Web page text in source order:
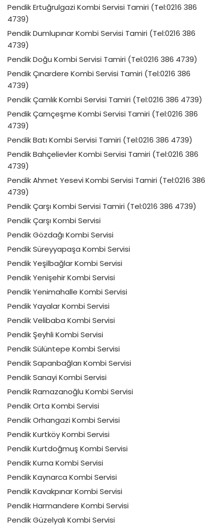
Pendik Ertuğrulgazi Kombi Servisi Tamiri (Tel:0216 386
4739)
Pendik Dumlupınar Kombi Servisi Tamiri (Tel:0216 386
4739)
Pendik Doğu Kombi Servisi Tamiri (Tel:0216 386 4739)
Pendik Çınardere Kombi Servisi Tamiri (Tel:0216 386
4739)
Pendik Çamlık Kombi Servisi Tamiri (Tel:0216 386 4739)
Pendik Çamçeşme Kombi Servisi Tamiri (Tel:0216 386
4739)
Pendik Batı Kombi Servisi Tamiri (Tel:0216 386 4739)
Pendik Bahçelievler Kombi Servisi Tamiri (Tel:0216 386
4739)
Pendik Ahmet Yesevi Kombi Servisi Tamiri (Tel:0216 386
4739)
Pendik Çarşı Kombi Servisi Tamiri (Tel:0216 386 4739)
Pendik Çarşı Kombi Servisi
Pendik Gözdağı Kombi Servisi
Pendik Süreyyapaşa Kombi Servisi
Pendik Yeşilbağlar Kombi Servisi
Pendik Yenişehir Kombi Servisi
Pendik Yenimahalle Kombi Servisi
Pendik Yayalar Kombi Servisi
Pendik Velibaba Kombi Servisi
Pendik Şeyhli Kombi Servisi
Pendik Sülüntepe Kombi Servisi
Pendik Sapanbağları Kombi Servisi
Pendik Sanayi Kombi Servisi
Pendik Ramazanoğlu Kombi Servisi
Pendik Orta Kombi Servisi
Pendik Orhangazi Kombi Servisi
Pendik Kurtköy Kombi Servisi
Pendik Kurtdoğmuş Kombi Servisi
Pendik Kurna Kombi Servisi
Pendik Kaynarca Kombi Servisi
Pendik Kavakpınar Kombi Servisi
Pendik Harmandere Kombi Servisi
Pendik Güzelyalı Kombi Servisi